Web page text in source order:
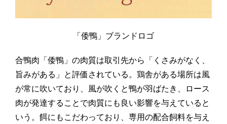
「倭鴨」ブランドロゴ
合鴨肉「倭鴨」の肉質は取引先から「くさみがなく、
旨みがある」と評価されている。鶏舎がある場所は風
が常に吹いており、風が吹くと鴨が羽ばたき、ロース
肉が発達することで肉質にも良い影響を与えていると
いう。餌にもこだわっており、専用の配合飼料を与え